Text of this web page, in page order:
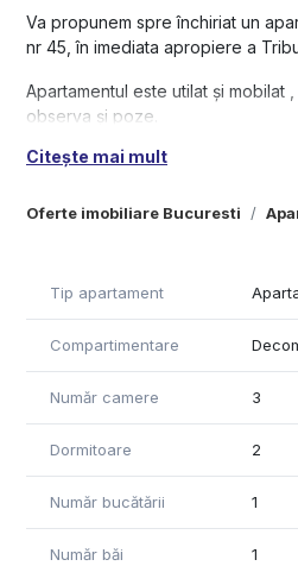
Oferte imobiliare Bucuresti
Va propunem spre închiriat un
nr 45, în imediata apropiere a
Apartamentul este utilat și mobilat
observa și poze.
Apartamentul este liber.
Nu se accepta animale de
Citește mai mult
Tip apartament
Compartimentare
Număr camere 3
Dormitoare 2
Număr bucătării 1
Număr băi 1